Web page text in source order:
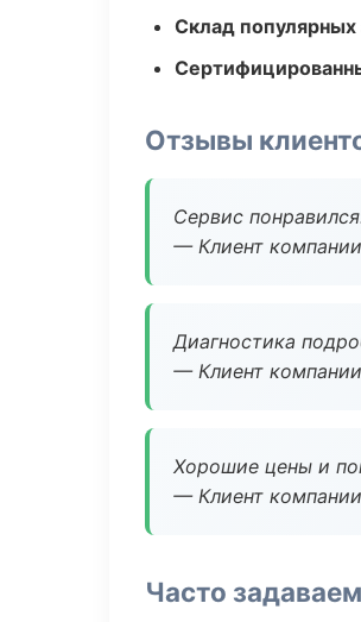
Склад популярных
Отзывы
Сервис
— Клиент компании
Диагностика
— Клиент компании
Хорошие цены и
— Клиент компании
Часто